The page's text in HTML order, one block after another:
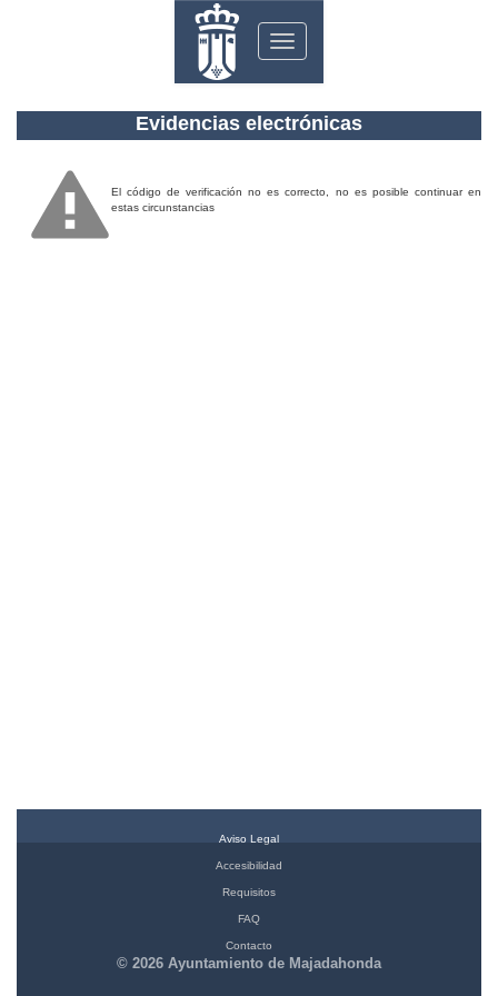
Toggle
navigation
Evidencias electrónicas
El código de verificación no es correcto, no es posible continuar en
estas circunstancias
Aviso Legal
Accesibilidad
Requisitos
FAQ
Contacto
© 2026 Ayuntamiento de Majadahonda